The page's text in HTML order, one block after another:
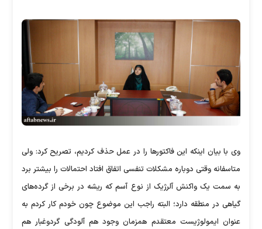
وی با بیان اینکه این فاکتورها را در عمل حذف کردیم، تصریح ‌کرد:‌ ولی
متاسفانه وقتی دوباره مشکلات تنفسی اتفاق افتاد احتمالات را بیشتر برد
به سمت یک واکنش آلرژیک از نوع آسم که ریشه در برخی از گرده‌های
گیاهی در منطقه دارد؛ البته راجب این موضوع چون خودم کار کردم به
عنوان ایمولوژیست معتقدم همزمان وجود هم آلودگی گرد‌وغبار هم